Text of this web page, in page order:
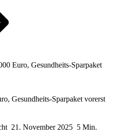
Euro, Gesundheits-Sparpaket
Gesundheits-Sparpaket vorerst
21. November 2025 5 Min.